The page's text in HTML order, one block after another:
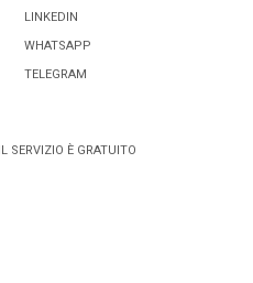
LINKEDIN
WHATSAPP
TELEGRAM
SERVIZIO È GRATUITO